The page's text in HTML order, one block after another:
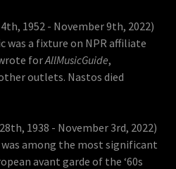
1952 - November 9th, 2022)
was a fixture on NPR affiliate
wrote forAllMusicGuide,
outlets. Nastos died
1938 - November 3rd, 2022)
among the most significant
avant garde of the ‘60s